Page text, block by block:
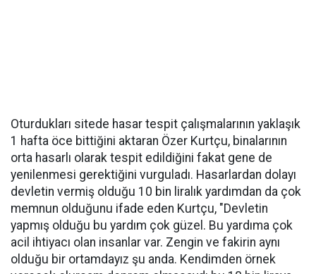
Oturdukları sitede hasar tespit çalışmalarının yaklaşık
1 hafta öce bittiğini aktaran Özer Kurtçu, binalarının
orta hasarlı olarak tespit edildiğini fakat gene de
yenilenmesi gerektiğini vurguladı. Hasarlardan dolayı
devletin vermiş olduğu 10 bin liralık yardımdan da çok
memnun olduğunu ifade eden Kurtçu, "Devletin
yapmış olduğu bu yardım çok güzel. Bu yardıma çok
acil ihtiyacı olan insanlar var. Zengin ve fakirin aynı
olduğu bir ortamdayız şu anda. Kendimden örnek